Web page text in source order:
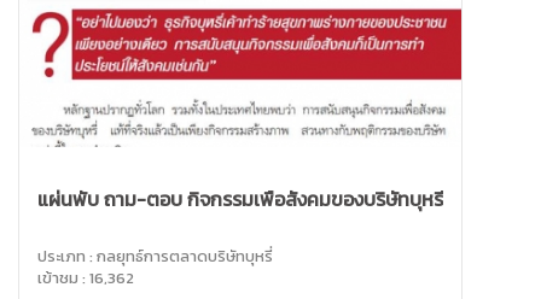
แผ่นพับ ถาม-ตอบ กิจกรรมเพื่อสังคมของบริษัทบุหรี่
ประเภท : กลยุทธ์การตลาดบริษัทบุหรี่
เข้าชม : 16,362